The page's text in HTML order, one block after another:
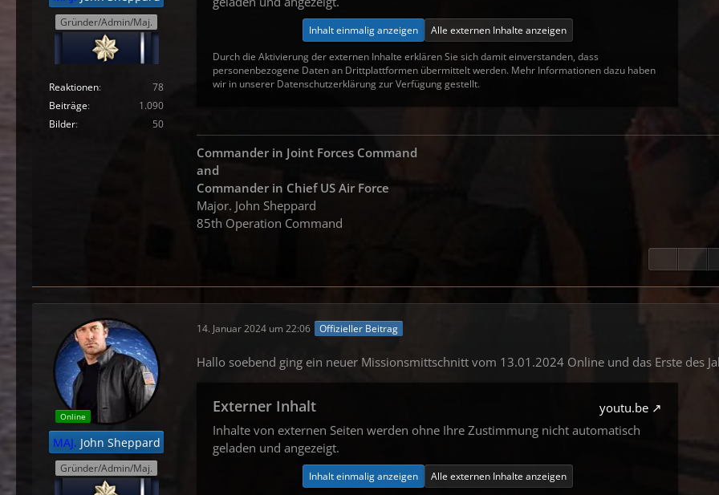
Gründer/Admin/Maj.
Reaktionen
78
Beiträge
1.090
Bilder
50
Inhalt einmalig anzeigen
Alle externen Inhalte anzeigen
Durch die Aktivierung der externen Inhalte erklären Sie sich damit einverstanden, dass
personenbezogene Daten an Drittplattformen übermittelt werden. Mehr Informationen dazu haben
wir in unserer Datenschutzerklärung zur Verfügung gestellt.
Commander in Joint Forces Command
and
Commander in Chief US Air Force
Major. John Sheppard
85th Operation Command
Online
MAJ. John Sheppard
Gründer/Admin/Maj.
14. Januar 2024 um 22:06 Offizieller Beitrag
Hallo soebend ging ein neuer Missionsmittschnitt vom 13.01.2024 Online und das Erste des
Externer Inhalt
youtu.be
Inhalte von externen Seiten werden ohne Ihre Zustimmung nicht automatisch
geladen und angezeigt.
Inhalt einmalig anzeigen
Alle externen Inhalte anzeigen